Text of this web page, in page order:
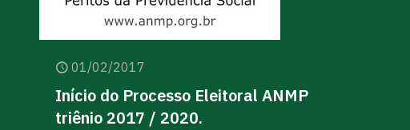
01/02/2017
Início do Processo Eleitoral ANMP
triênio 2017 / 2020.